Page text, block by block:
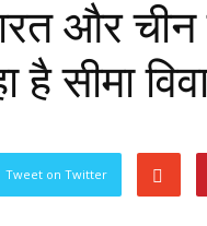
और
सीमा
Tweet on Twitter